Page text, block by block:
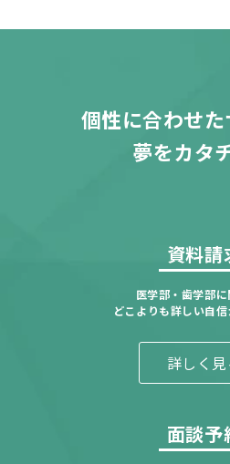
個性に合わせ
夢をカタ
資料請
医学部・歯学部
どこよりも詳しい自信
詳しく
面談予